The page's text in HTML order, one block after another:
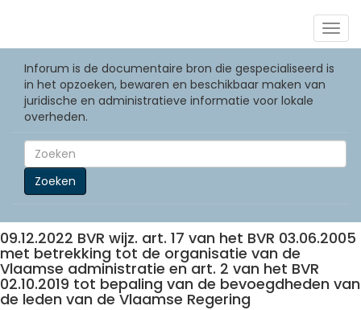
Inforum is de documentaire bron die gespecialiseerd is
in het opzoeken, bewaren en beschikbaar maken van
juridische en administratieve informatie voor lokale
overheden.
Zoeken
09.12.2022 BVR wijz. art. 17 van het BVR 03.06.2005
met betrekking tot de organisatie van de
Vlaamse administratie en art. 2 van het BVR
02.10.2019 tot bepaling van de bevoegdheden van
de leden van de Vlaamse Regering